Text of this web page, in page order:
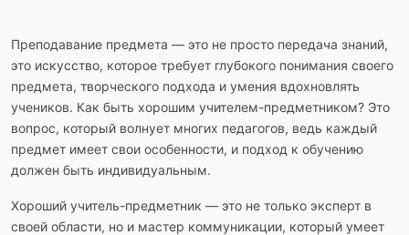
Преподавание предмета — это не просто передача знаний,
это искусство, которое требует глубокого понимания своего
предмета, творческого подхода и умения вдохновлять
учеников. Как быть хорошим учителем-предметником? Это
вопрос, который волнует многих педагогов, ведь каждый
предмет имеет свои особенности, и подход к обучению
должен быть индивидуальным.
Хороший учитель-предметник — это не только эксперт в
своей области, но и мастер коммуникации, который умеет